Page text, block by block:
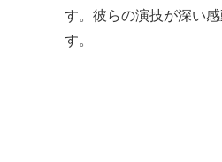
す。彼らの演技が深い
す。